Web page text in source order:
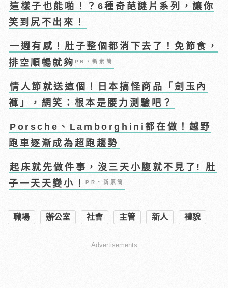
這樣子也能啪！？6種奇葩謎片系列，讓你
笑到尻不出來！
一週有感！肚子整個都消下去了！免節食，
排空順暢就夠 PR・新素簡
情人節就送這個！日本搞怪商品「劍玉內
褲」，網笑：根本是腰力測驗吧？
Porsche、Lamborghini都在做！越野
跑車逐漸成為超跑趨勢
起床就先做件事，沒三天小腹就不見了! 肚
子一天天變小！PR・新素簡
職場 辦公室 社會 主管 新人 禮貌
Advertisements